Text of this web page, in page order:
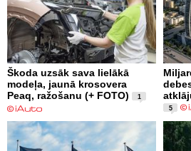
Škoda uzsāk sava lielākā
modeļa, jaunā krosovera
Peaq, ražošanu (+ FOTO)
1
5